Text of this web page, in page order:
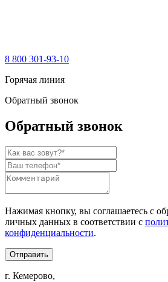
8 800 301-93-10
Горячая линия
Обратный звонок
Обратный звонок
Нажимая кнопку, вы соглашаетесь с
личных данных в соответствии с
конфиденциальности.
Отправить
г. Кемерово,